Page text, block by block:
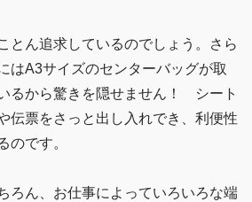
とん追求しているのでしょう。さら
はA3サイズのセンターバッグが取
るから驚きを隠せません！ シート
伝票をさっと出し入れでき、利便性
のです。
ろん、お仕事によっていろいろな端